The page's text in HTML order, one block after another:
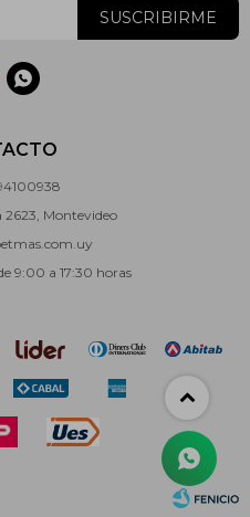
2623, Montevideo
9:00 a 17:30 horas
SUSCRIBIRME
